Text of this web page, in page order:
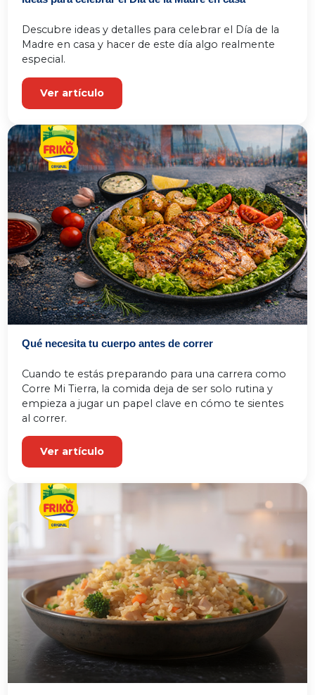
Descubre ideas y detalles para celebrar el Día de la
Madre en casa y hacer de este día algo realmente
especial.
Ver artículo
Qué necesita tu cuerpo antes de correr
Cuando te estás preparando para una carrera como
Corre Mi Tierra, la comida deja de ser solo rutina y
empieza a jugar un papel clave en cómo te sientes
al correr.
Ver artículo